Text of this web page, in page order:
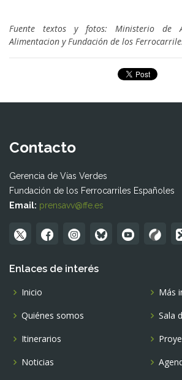
Fuente textos y fotos: Ministerio de
Alimentacion y Fundación de los
Contacto
Gerencia de Vías Verdes
Fundación de los Ferrocarriles Españoles
Email: prensavv@ffe.es
Enlaces de interés
Inicio
Quiénes somos
Itinerarios
Noticias
Más
Sala